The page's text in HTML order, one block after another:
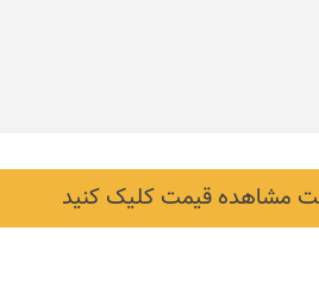
مشاهده قیمت کلیک کنید